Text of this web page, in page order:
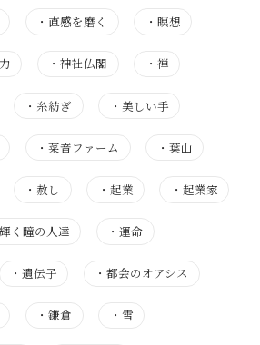
・ 直感を磨く ・ 瞑想
・神社仏閣 ・ 禅
・ 糸紡ぎ ・ 美しい手
・菜音ファーム ・ 葉山
・ 赦し ・ 起業 ・ 起業家
輝く瞳の人達 ・運命
・遺伝子 ・都会のオアシス
・鎌倉 ・ 雪